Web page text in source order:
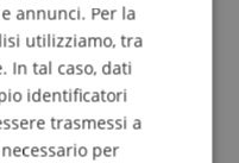
cm
pieghevole
della pressione
346,00 €
IVA.incl. +spedizione (IT)
SPANISH
annunci. Per la
utilizziamo, tra
In tal caso, dati
identificatori
trasmessi a
per